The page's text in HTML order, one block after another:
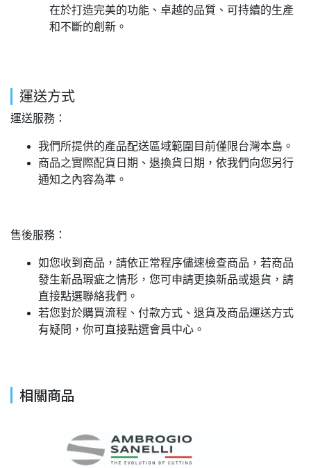
在於打造完美的功能、卓越的品質、可持續的生產
和不斷的創新。
運送方式
運送服務：
我們所提供的產品配送區域範圍目前僅限台灣本島。
商品之實際配貨日期、退換貨日期，依我們向您另行
通知之內容為準。
售後服務：
如您收到商品，請依正常程序儘速檢查商品，若商品
發生新品瑕疵之情形，您可申請更換新品或退貨，請
直接點選聯絡我們。
若您對於購買流程、付款方式、退貨及商品運送方式
有疑問，你可直接點選會員中心。
相關商品